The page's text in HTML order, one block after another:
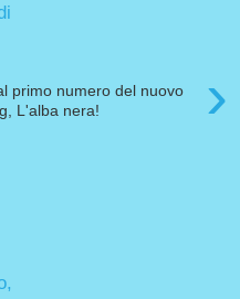
›
primo numero del nuovo
L'alba nera!